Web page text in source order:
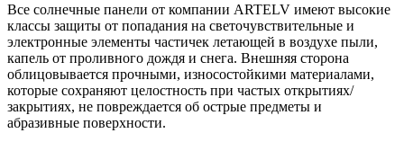
Все солнечные панели от компании ARTELV имеют высокие
классы защиты от попадания на светочувствительные и
электронные элементы частичек летающей в воздухе пыли,
капель от проливного дождя и снега. Внешняя сторона
облицовывается прочными, износостойкими материалами,
которые сохраняют целостность при частых открытиях/
закрытиях, не повреждается об острые предметы и
абразивные поверхности.